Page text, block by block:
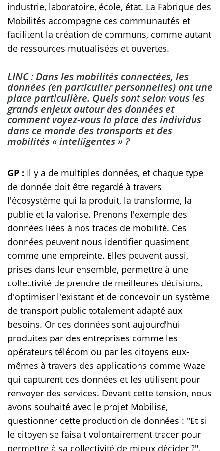
industrie, laboratoire, école, état. La Fabrique des
Mobilités accompagne ces communautés et
facilitent la création de communs, comme autant
de ressources mutualisées et ouvertes.
LINC : Dans les mobilités connectées, les
données (en particulier personnelles) ont une
place particulière. Quels sont selon vous les
grands enjeux autour des données et
comment voyez-vous la place des individus
dans ce monde des transports et des
mobilités « intelligentes » ?
GP : Il y a de multiples données, et chaque type
de donnée doit être regardé à travers
l'écosystème qui la produit, la transforme, la
publie et la valorise. Prenons l'exemple des
données liées à nos traces de mobilité. Ces
données peuvent nous identifier quasiment
comme une empreinte. Elles peuvent aussi,
prises dans leur ensemble, permettre à une
collectivité de prendre de meilleures décisions,
d'optimiser l'existant et de concevoir un système
de transport public totalement adapté aux
besoins. Or ces données sont aujourd'hui
produites par des entreprises comme les
opérateurs télécom ou par les citoyens eux-
mêmes à travers des applications comme Waze
qui capturent ces données et les utilisent pour
renvoyer des services. Devant cette tension, nous
avons souhaité avec le projet Mobilise,
questionner cette production de données : "Et si
le citoyen se faisait volontairement tracer pour
permettre à sa collectivité de mieux décider ?".